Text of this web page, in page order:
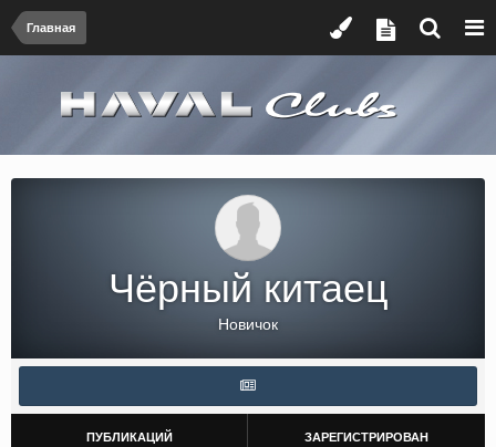
Главная
Чёрный китаец
Новичок
ПУБЛИКАЦИЙ ЗАРЕГИСТРИРОВАН